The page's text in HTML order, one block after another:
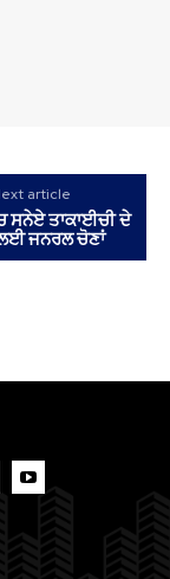
article
ਸਨੇਏ ਤਾਕਾਈਚੀ ਦੇ
ਜਨਰਲ ਚੋਣਾਂ